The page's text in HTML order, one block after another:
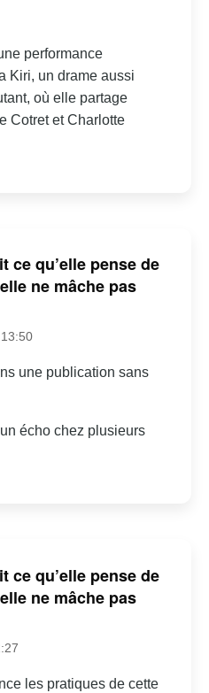
performance
Kiri, un drame aussi
où elle partage
Cotret et Charlotte
ce qu’elle pense de
ne mâche pas
une publication sans
écho chez plusieurs
ce qu’elle pense de
ne mâche pas
les pratiques de cette